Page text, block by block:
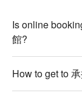
Is online
館?
How to get to